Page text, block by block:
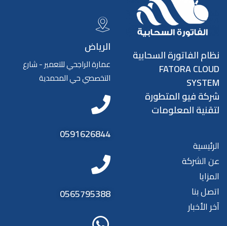
نظام الفاتورة السحابية
FATORA CLOUD
SYSTEM
شركة فيو المتطورة
لتقنية المعلومات
الرئيسية
عن الشركة
المزايا
اتصل بنا
آخر الأخبار
الرياض
عمارة الراجحي للتعمير - شارع
التخصصي حي المحمدية
0591626844
0565795388